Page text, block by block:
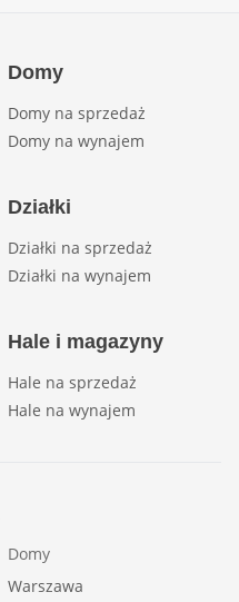
Domy
Domy na sprzedaż
Domy na wynajem
Działki
Działki na sprzedaż
Działki na wynajem
Hale i magazyny
Hale na sprzedaż
Hale na wynajem
Domy
Warszawa